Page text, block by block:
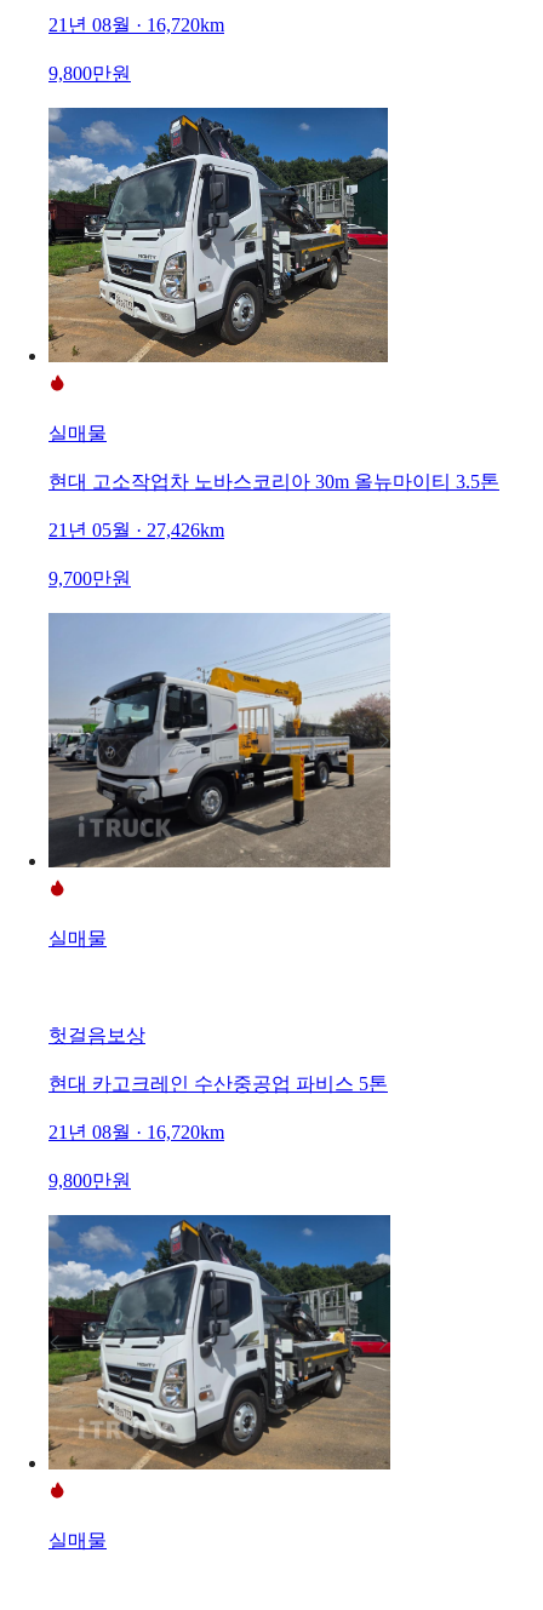
21년 08월 · 16,720km
9,800만원
실매물
현대 고소작업차 노바스코리아 30m 올뉴마이티 3.5톤
21년 05월 · 27,426km
9,700만원
실매물
헛걸음보상
현대 카고크레인 수산중공업 파비스 5톤
21년 08월 · 16,720km
9,800만원
실매물